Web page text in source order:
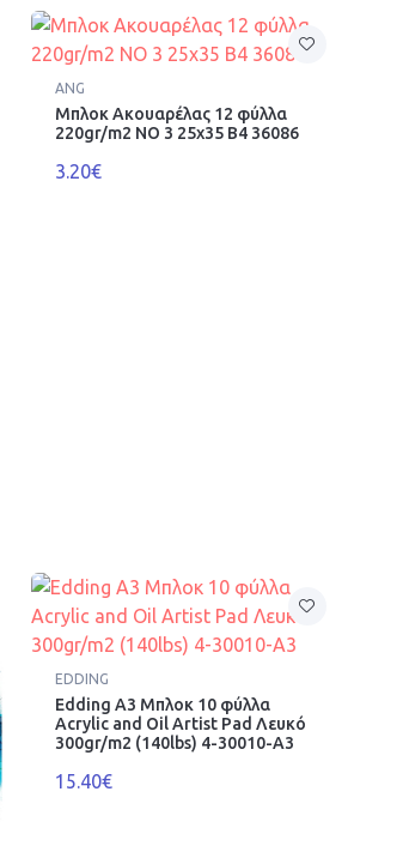
ANG
Μπλοκ Ακουαρέλας 12 φύλλα
220gr/m2 ΝΟ 3 25x35 Β4 36086
3.20€
EDDING
Edding A3 Μπλοκ 10 φύλλα
Acrylic and Oil Artist Pad Λευκό
300gr/m2 (140lbs) 4-30010-A3
15.40€